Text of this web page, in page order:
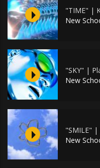
"TIME" |
New
"SKY" |
New
"SMILE" |
New